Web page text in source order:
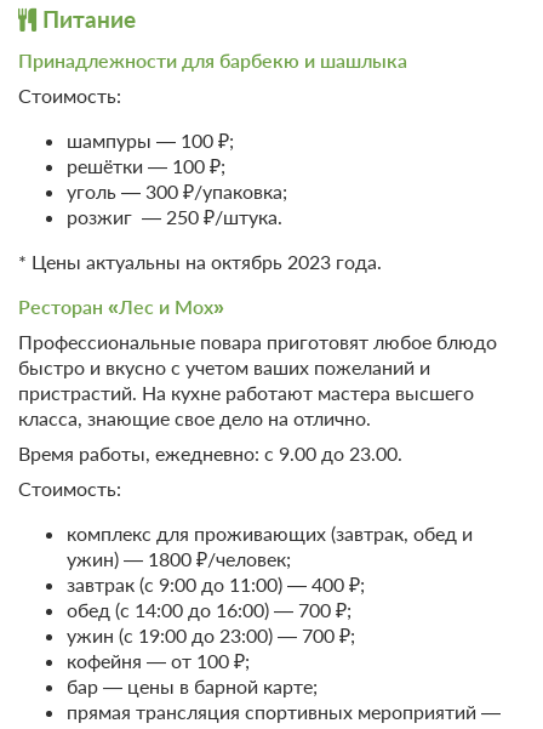
10 фото
6-местный Таунхаус Подробнее
Телевизор Ванная комната в номере
Проживание без питания
8 000
ЗА НОЧЬ ДЛЯ 1 ГОСТЯ
Проживание с питанием Подробнее
Набор посуды
Обеденный стол
мероприятий
Беседка
Банкетный зал
Тим-билдинг
Парковка
Бесплатная автостоянка /
Парковка
SPA / Лечебные процедуры
Сауна
Баня
Массаж
Питание
Принадлежности для барбекю и шашлыка
Стоимость:
шампуры — 100 ₽;
решётки — 100 ₽;
уголь — 300 ₽/упаковка;
розжиг — 250 ₽/штука.
* Цены актуальны на октябрь 2023 года.
Ресторан «Лес и Мох»
Профессиональные повара приготовят любое блюдо
быстро и вкусно с учетом ваших пожеланий и
пристрастий. На кухне работают мастера высшего
класса, знающие свое дело на отлично.
Время работы, ежедневно: с 9.00 до 23.00.
Стоимость:
комплекс для проживающих (завтрак, обед и
ужин) — 1800 ₽/человек;
завтрак (с 9:00 до 11:00) — 400 ₽;
обед (с 14:00 до 16:00) — 700 ₽;
ужин (с 19:00 до 23:00) — 700 ₽;
кофейня — от 100 ₽;
бар — цены в барной карте;
прямая трансляция спортивных мероприятий —